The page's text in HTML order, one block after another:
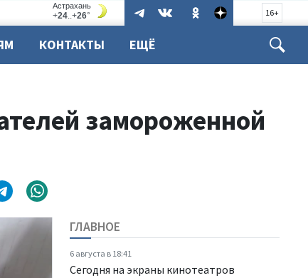
16+
КОНТАКТЫ ЕЩЁ
замороженной
ГЛАВНОЕ
6 августа в 18:41
Сегодня на экраны кинотеатров